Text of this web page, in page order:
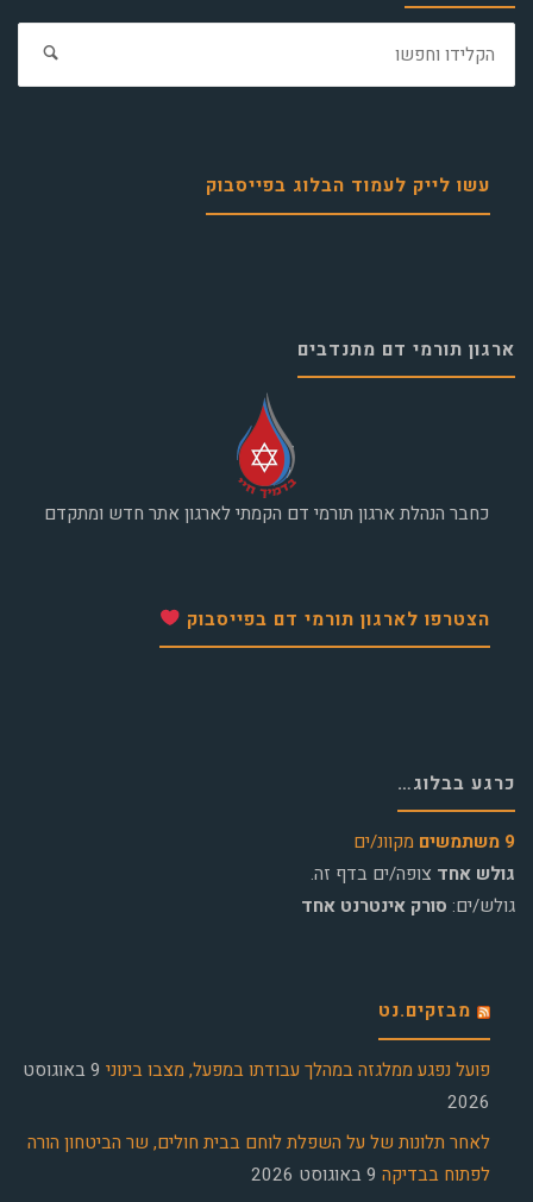
עשו לייק לעמוד הבלוג בפייסבוק
ארגון תורמי דם מתנדבים
כחבר הנהלת ארגון תורמי דם הקמתי לארגון אתר חדש ומתקדם
הצטרפו לארגון תורמי דם בפייסבוק
כרגע בבלוג…
9 משתמשים
מקוונ/ים
גולש אחד צופה/ים בדף זה.
גולש/ים: סורק אינטרנט אחד
מבזקים.נט
פועל נפגע ממלגזה במהלך עבודתו במפעל, מצבו בינוני
9 באוגוסט
2026
לאחר תלונות של על השפלת לוחם בבית חולים, שר הביטחון הורה
לפתוח בבדיקה 9 באוגוסט 2026